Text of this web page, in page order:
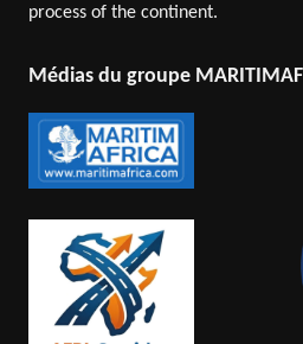
process of the continent.
Médias du groupe